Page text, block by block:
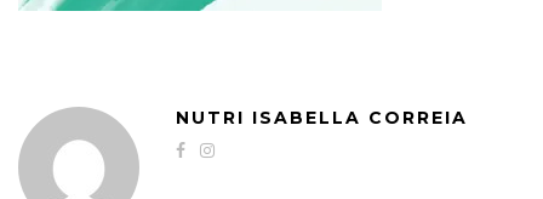
NUTRI ISABELLA CORREIA